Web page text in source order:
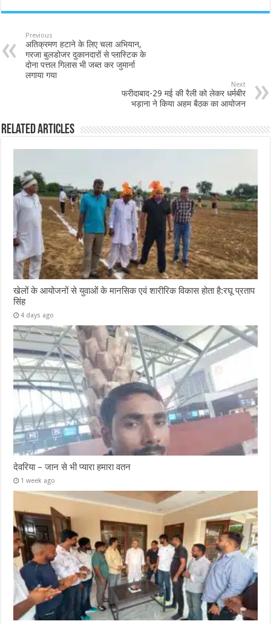
Previous
अतिक्रमण हटाने के लिए चला अभियान,
गरजा बुलडोजर दुकानदारों से प्लास्टिक के
दोना पत्तल गिलास भी जब्त कर जुमार्ना
लगाया गया
Next
फरीदाबाद-29 मई की रैली को लेकर धर्मबीर
भड़ाना ने किया अहम बैठक का आयोजन
Related Articles
खेलों के आयोजनों से युवाओं के मानसिक एवं शारीरिक विकास होता है:रघू प्रताप
सिंह
4 days ago
देवरिया – जान से भी प्यारा हमारा वतन
1 week ago